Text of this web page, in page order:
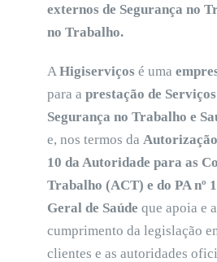
externos de Segurança no
no Trabalho.
AHigiserviços é uma
para aprestação de
Segurança no Trabalho e
e, nos termos da Autorização
10 da Autoridade para as
Trabalho (ACT) e do PA nº
Geral de Saúde que apoia e
cumprimento da legislação
clientes e as autoridades